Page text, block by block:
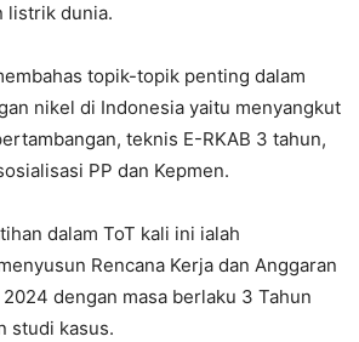
listrik dunia.
topik-topik penting dalam
nikel di Indonesia yaitu menyangkut
teknis E-RKAB 3 tahun,
PP dan Kepmen.
dalam ToT kali ini ialah
Rencana Kerja dan Anggaran
2024 dengan masa berlaku 3 Tahun
studi kasus.